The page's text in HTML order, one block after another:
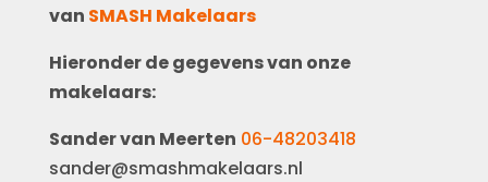
van SMASH Makelaars
Hieronder de gegevens van onze
makelaars:
Sander van Meerten 06-48203418
sander@smashmakelaars.nl